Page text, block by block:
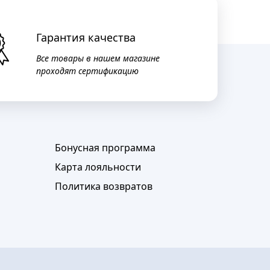
Гарантия качества
Все товары в нашем магазине
проходят сертификацию
Бонусная программа
Карта лояльности
Политика возвратов